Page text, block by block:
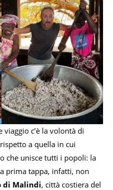
c’è la volontà di
a quella in cui
che unisce tutti i popoli: la
prima tappa, infatti, non
di Malindi, città costiera del